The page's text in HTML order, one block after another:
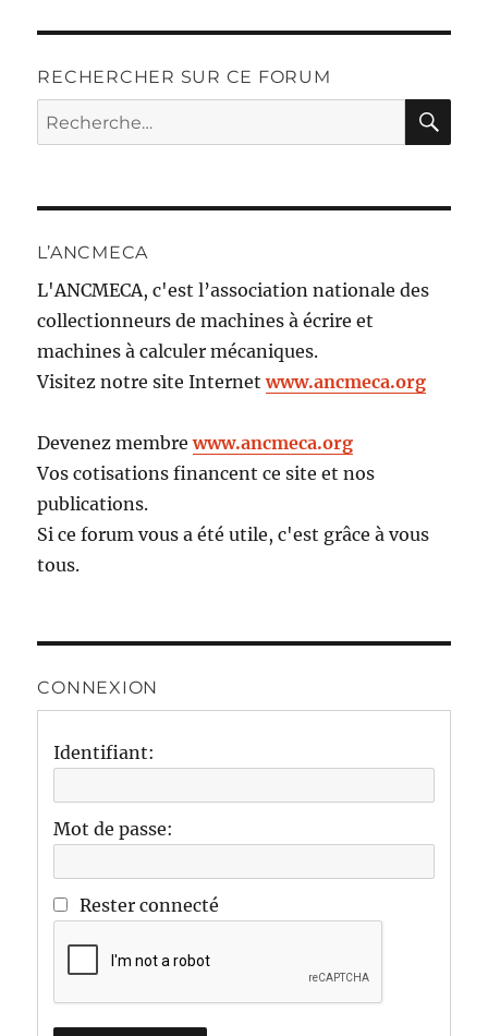
RECHERCHER SUR CE FORUM
Recherche
pour :
L’ANCMECA
L'ANCMECA, c'est l’association nationale des
collectionneurs de machines à écrire et
machines à calculer mécaniques.
Visitez notre site Internetwww.ancmeca.org
Devenez membrewww.ancmeca.org
Vos cotisations financent ce site et nos
publications.
Si ce forum vous a été utile, c'est grâce à vous
tous.
CONNEXION
Identifiant:
Mot de passe:
Rester connecté